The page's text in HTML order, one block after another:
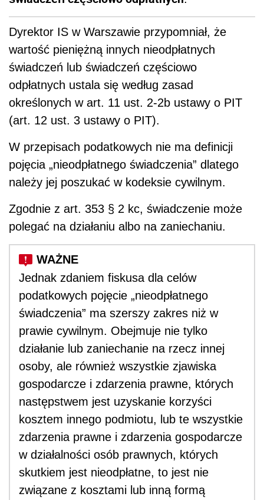
Dyrektor IS w Warszawie przypomniał, że
wartość pieniężną innych nieodpłatnych
świadczeń lub świadczeń częściowo
odpłatnych ustala się według zasad
określonych w art. 11 ust. 2-2b ustawy o PIT
(art. 12 ust. 3 ustawy o PIT).
W przepisach podatkowych nie ma definicji
pojęcia „nieodpłatnego świadczenia” dlatego
należy jej poszukać w kodeksie cywilnym.
Zgodnie z art. 353 § 2 kc, świadczenie może
polegać na działaniu albo na zaniechaniu.
Jednak zdaniem fiskusa dla celów
podatkowych pojęcie „nieodpłatnego
świadczenia” ma szerszy zakres niż w
prawie cywilnym. Obejmuje nie tylko
działanie lub zaniechanie na rzecz innej
osoby, ale również wszystkie zjawiska
gospodarcze i zdarzenia prawne, których
następstwem jest uzyskanie korzyści
kosztem innego podmiotu, lub te wszystkie
zdarzenia prawne i zdarzenia gospodarcze
w działalności osób prawnych, których
skutkiem jest nieodpłatne, to jest nie
związane z kosztami lub inną formą